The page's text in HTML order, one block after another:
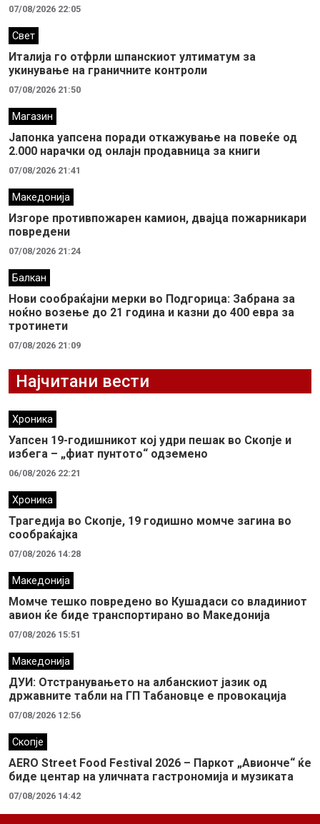
07/08/2026 22:05
Свет
Италија го отфрли шпанскиот ултиматум за
укинување на граничните контроли
07/08/2026 21:50
Магазин
Јапонка уапсена поради откажување на повеќе од
2.000 нарачки од онлајн продавница за книги
07/08/2026 21:41
Македонија
Изгоре противпожарен камион, двајца пожарникари
повредени
07/08/2026 21:24
Балкан
Нови сообраќајни мерки во Подгорица: Забрана за
ноќно возење до 21 година и казни до 400 евра за
тротинети
07/08/2026 21:09
Најчитани вести
Хроника
Уапсен 19-годишникот кој удри пешак во Скопје и
избега – „фиат пунтото“ одземено
06/08/2026 22:21
Хроника
Трагедија во Скопје, 19 годишно момче загина во
сообраќајка
07/08/2026 14:28
Македонија
Момче тешко повредено во Кушадаси со владиниот
авион ќе биде транспортирано во Македонија
07/08/2026 15:51
Македонија
ДУИ: Отстранувањето на албанскиот јазик од
државните табли на ГП Табановце е провокација
07/08/2026 12:56
Скопје
AERO Street Food Festival 2026 – Паркот „Авионче“ ќе
биде центар на уличната гастрономија и музиката
07/08/2026 14:42